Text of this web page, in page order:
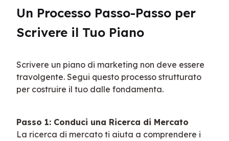
Un Processo Passo-Passo per
Scrivere il Tuo Piano
Scrivere un piano di marketing non deve essere
travolgente. Segui questo processo strutturato
per costruire il tuo dalle fondamenta.
Passo 1: Conduci una Ricerca di Mercato
La ricerca di mercato ti aiuta a comprendere i